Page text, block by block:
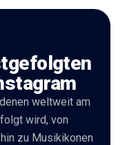
weltweit am
wird, von
zu Musikikonen